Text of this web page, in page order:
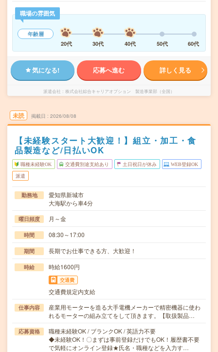
職場の雰囲気
年齢層
20代
30代 40代 50代 60代
気になる! 応募へ進む 詳しく見る
派遣会社 株式会社綜合キャリアオプション 製造事業部（全国）
未読 掲載日 2026/08/08
【未経験スタート大歓迎！】組立・加工・食
品製造など/日払いOK
職種未経験OK 交通費別途支給あり 土日祝日が休み WEB登録OK
派遣
勤務地
愛知県新城市
大海駅から車4分
曜日頻度 月～金
時間 08:30～17:00
期間 長期でお仕事できる方、大歓迎！
時給 時給1600円
交通費
交通費規定内支給
仕事内容
産業用モーターを造る大手電機メーカーで精密機器に使わ
れるモーターの組み立てをして頂きます。【取扱製品…
応募資格
職種未経験OK / ブランクOK / 英語力不要
◆未経験OK！〇まずは事前登録だけでもOK！履歴書不要
で気軽にオンライン登録★氏名・職種などを入力す…